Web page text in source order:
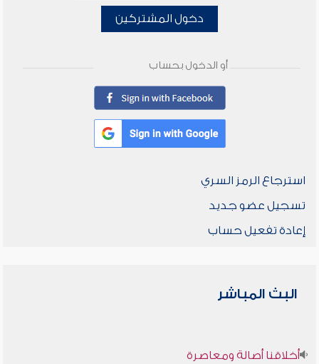
دخول المشتركين
أو الدخول بحساب
استرجاع الرمز السري
تسجيل عضو جديد
إعادة تفعيل حساب
البث المباشر
أخلاقنا أصالة ومعاصرة